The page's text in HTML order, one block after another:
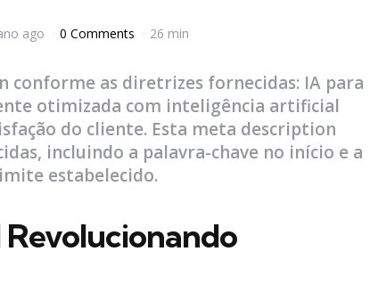
ago 0 Comments 26 min
conforme as diretrizes fornecidas: IA para
otimizada com inteligência artificial
do cliente. Esta meta description
incluindo a palavra-chave no início e a
estabelecido.